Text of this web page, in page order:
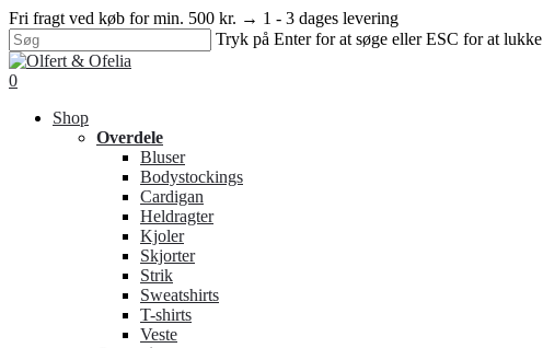
Skip
to
main
content
Fri fragt ved køb for min. 500 kr. → 1 - 3 dages levering
Tryk på Enter for at søge eller ESC for at lukke
Close
Search
search
0
Shop
Overdele
Bluser
Bodystockings
Cardigan
Heldragter
Kjoler
Skjorter
Strik
Sweatshirts
T-shirts
Veste